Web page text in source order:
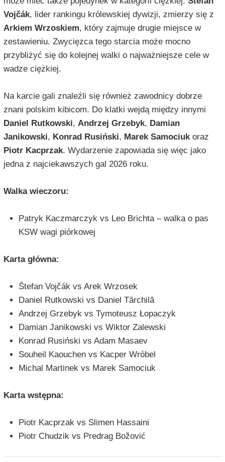
Vojčák, lider rankingu królewskiej dywizji, zmierzy się z
Arkiem Wrzoskiem, który zajmuje drugie miejsce w
zestawieniu. Zwycięzca tego starcia może mocno
przybliżyć się do kolejnej walki o najważniejsze cele w
wadze ciężkiej.
Na karcie gali znaleźli się również zawodnicy dobrze
znani polskim kibicom. Do klatki wejdą między innymi
Daniel Rutkowski, Andrzej Grzebyk, Damian
Janikowski, Konrad Rusiński, Marek Samociukoraz
Piotr Kacprzak. Wydarzenie zapowiada się więc jako
jedna z najciekawszych gal 2026 roku.
Walka wieczoru:
Patryk Kaczmarczyk vs Leo Brichta – walka o pas
KSW wagi piórkowej
Karta główna:
Štefan Vojčák vs Arek Wrzosek
Daniel Rutkowski vs Daniel Tărchilă
Andrzej Grzebyk vs Tymoteusz Łopaczyk
Damian Janikowski vs Wiktor Zalewski
Konrad Rusiński vs Adam Masaev
Souheil Kaouchen vs Kacper Wróbel
Michal Martinek vs Marek Samociuk
Karta wstępna:
Piotr Kacprzak vs Slimen Hassaini
Piotr Chudzik vs Predrag Božović